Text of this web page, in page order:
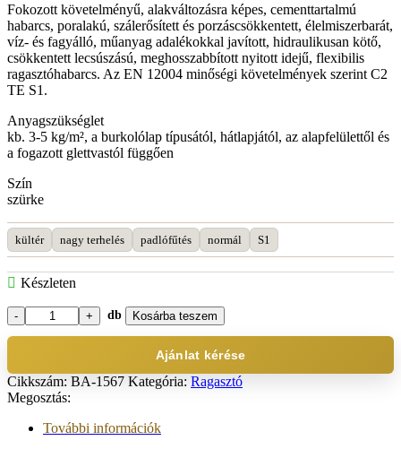
Fokozott követelményű, alakváltozásra képes, cementtartalmú
habarcs, poralakú, szálerősített és porzáscsökkentett, élelmiszerbarát,
víz- és fagyálló, műanyag adalékokkal javított, hidraulikusan kötő,
csökkentett lecsúszású, meghosszabbított nyitott idejű, flexibilis
ragasztóhabarcs. Az EN 12004 minőségi követelmények szerint C2
TE S1.
Anyagszükséglet
kb. 3-5 kg/m², a burkolólap típusától, hátlapjától, az alapfelülettől és
a fogazott glettvastól függően
Szín
szürke
kültér nagy terhelés padlófűtés normál S1
Készleten
Murexin
KGF
Totalflex
Ragasztó
25kg
db Kosárba teszem
Ajánlat kérése
Cikkszám: BA-1567 Kategória: Ragasztó
Megosztás:
További információk